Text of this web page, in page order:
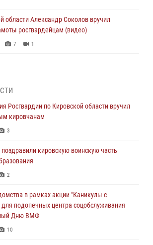
области Александр Соколов вручил
росгвардейцам (видео)
7 1
задержали подозреваемого в грабеже
десантных войск
службы войск национальной гвардии
Росгвардии по Кировской области вручил
кировчанам
3
кировскую воинскую часть
2
в рамках акции "Каникулы с
подопечных центра соцобслуживания
Дню ВМФ
10